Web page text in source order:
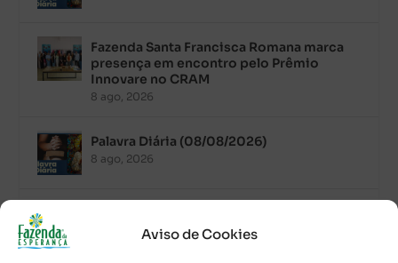
Aviso de Cookies
Fazenda Santa Francisca Romana marca
presença em encontro pelo Prêmio
Innovare no CRAM
8 ago, 2026
Palavra Diária (08/08/2026)
8 ago, 2026
Sopão da Comunidade Mata Redonda